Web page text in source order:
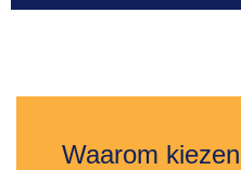
Waarom